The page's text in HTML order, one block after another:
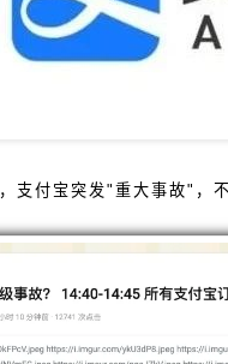
支付宝突发"重大事故"，